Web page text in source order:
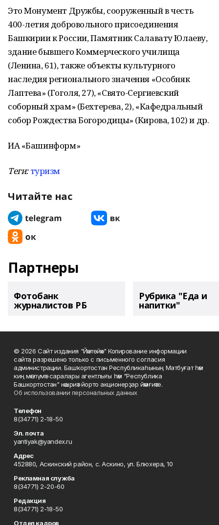
Это Монумент Дружбы, сооруженный в честь
400-летия добровольного присоединения
Башкирии к России, Памятник Салавату Юлаеву,
здание бывшего Коммерческого училища
(Ленина, 61), также объекты культурного
наследия регионального значения «Особняк
Лаптева» (Гоголя, 27), «Свято-Сергиевский
соборный храм» (Бехтерева, 2), «Кафедральный
собор Рождества Богородицы» (Кирова, 102) и др.
ИА «Башинформ»
Теги: туризм
Читайте нас
Партнеры
Фотобанк
журналистов РБ
Рубрика "Еда и
напитки"
© 2026 Сайт издания "Йәнтөйәк" Копирование информации
сайта разрешено только с письменного согласия
администрации. Башҡортостан Республикаһының Матбуғат һәм
киң мәғлүмәт саралары агентлығы һәм "Республика
Башкортостан" нәшриәт йорто акционерҙар йәмғиәте.
Об использовании персональных данных
Телефон
8(34771) 2-18-50
Эл. почта
yantiyak@yandex.ru
Адрес
452880, Аскинский район, с. Аскино, ул. Блюхера, 10
Рекламная служба
8(34771) 2-20-60
Редакция
8(34771) 2-18-50
Отдел кадров